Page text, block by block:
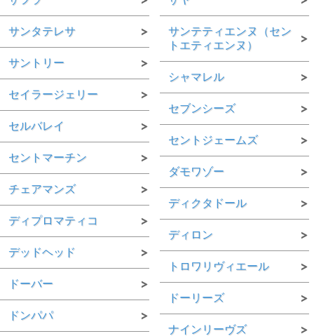
サンタテレサ
サントリー
セイラージェリー
セルバレイ
セントマーチン
チェアマンズ
ディプロマティコ
デッドヘッド
ドーバー
ドンパパ
サンテティエンヌ（セン
トエティエンヌ）
シャマレル
セブンシーズ
セントジェームズ
ダモワゾー
ディクタドール
ディロン
トロワリヴィエール
ドーリーズ
ナインリーヴズ